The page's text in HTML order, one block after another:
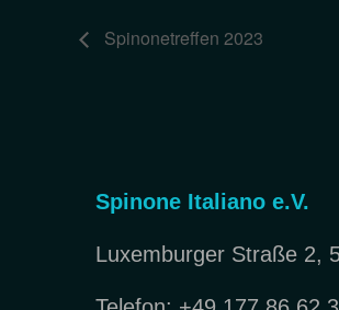
Spinonetreffen 2023
Spinone Italiano e.V.
Luxemburger Straße 2,